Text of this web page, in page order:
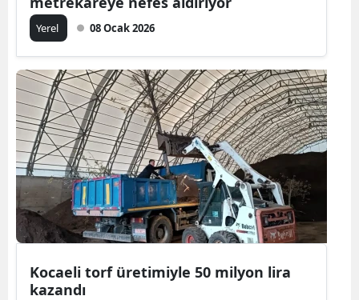
Yerel 08 Ocak 2026
Kocaeli torf üretimiyle 50 milyon lira
kazandı